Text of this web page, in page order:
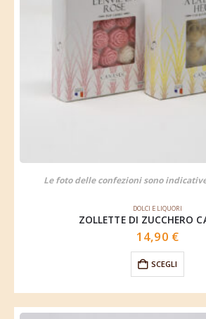
Le foto delle confezioni sono
DOLCI E LIQUORI
ZOLLETTE DI ZUCCHERO
14,90 €
SCEGLI